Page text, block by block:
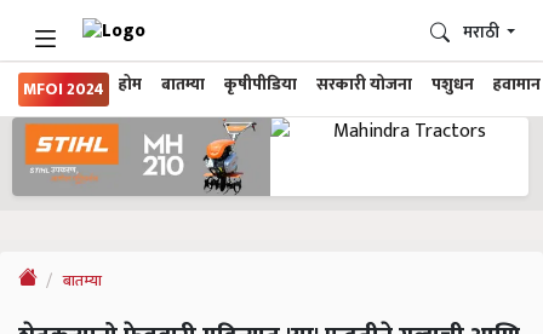
MFOI 2024 होम बातम्या कृषीपीडिया सरकारी योजना पशुधन हवामान
मराठी
बातम्या